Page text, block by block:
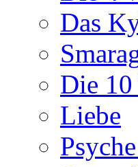
Das
Die 10
Liebe